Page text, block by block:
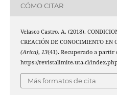
CÓMO CITAR
Velasco Castro, A. (2018).
CREACIÓN DE CONOCIMIENTO EN
(Arica), 13(41). Recuperado a partir
https://revistalimite.uta.cl/
Más formatos de cita